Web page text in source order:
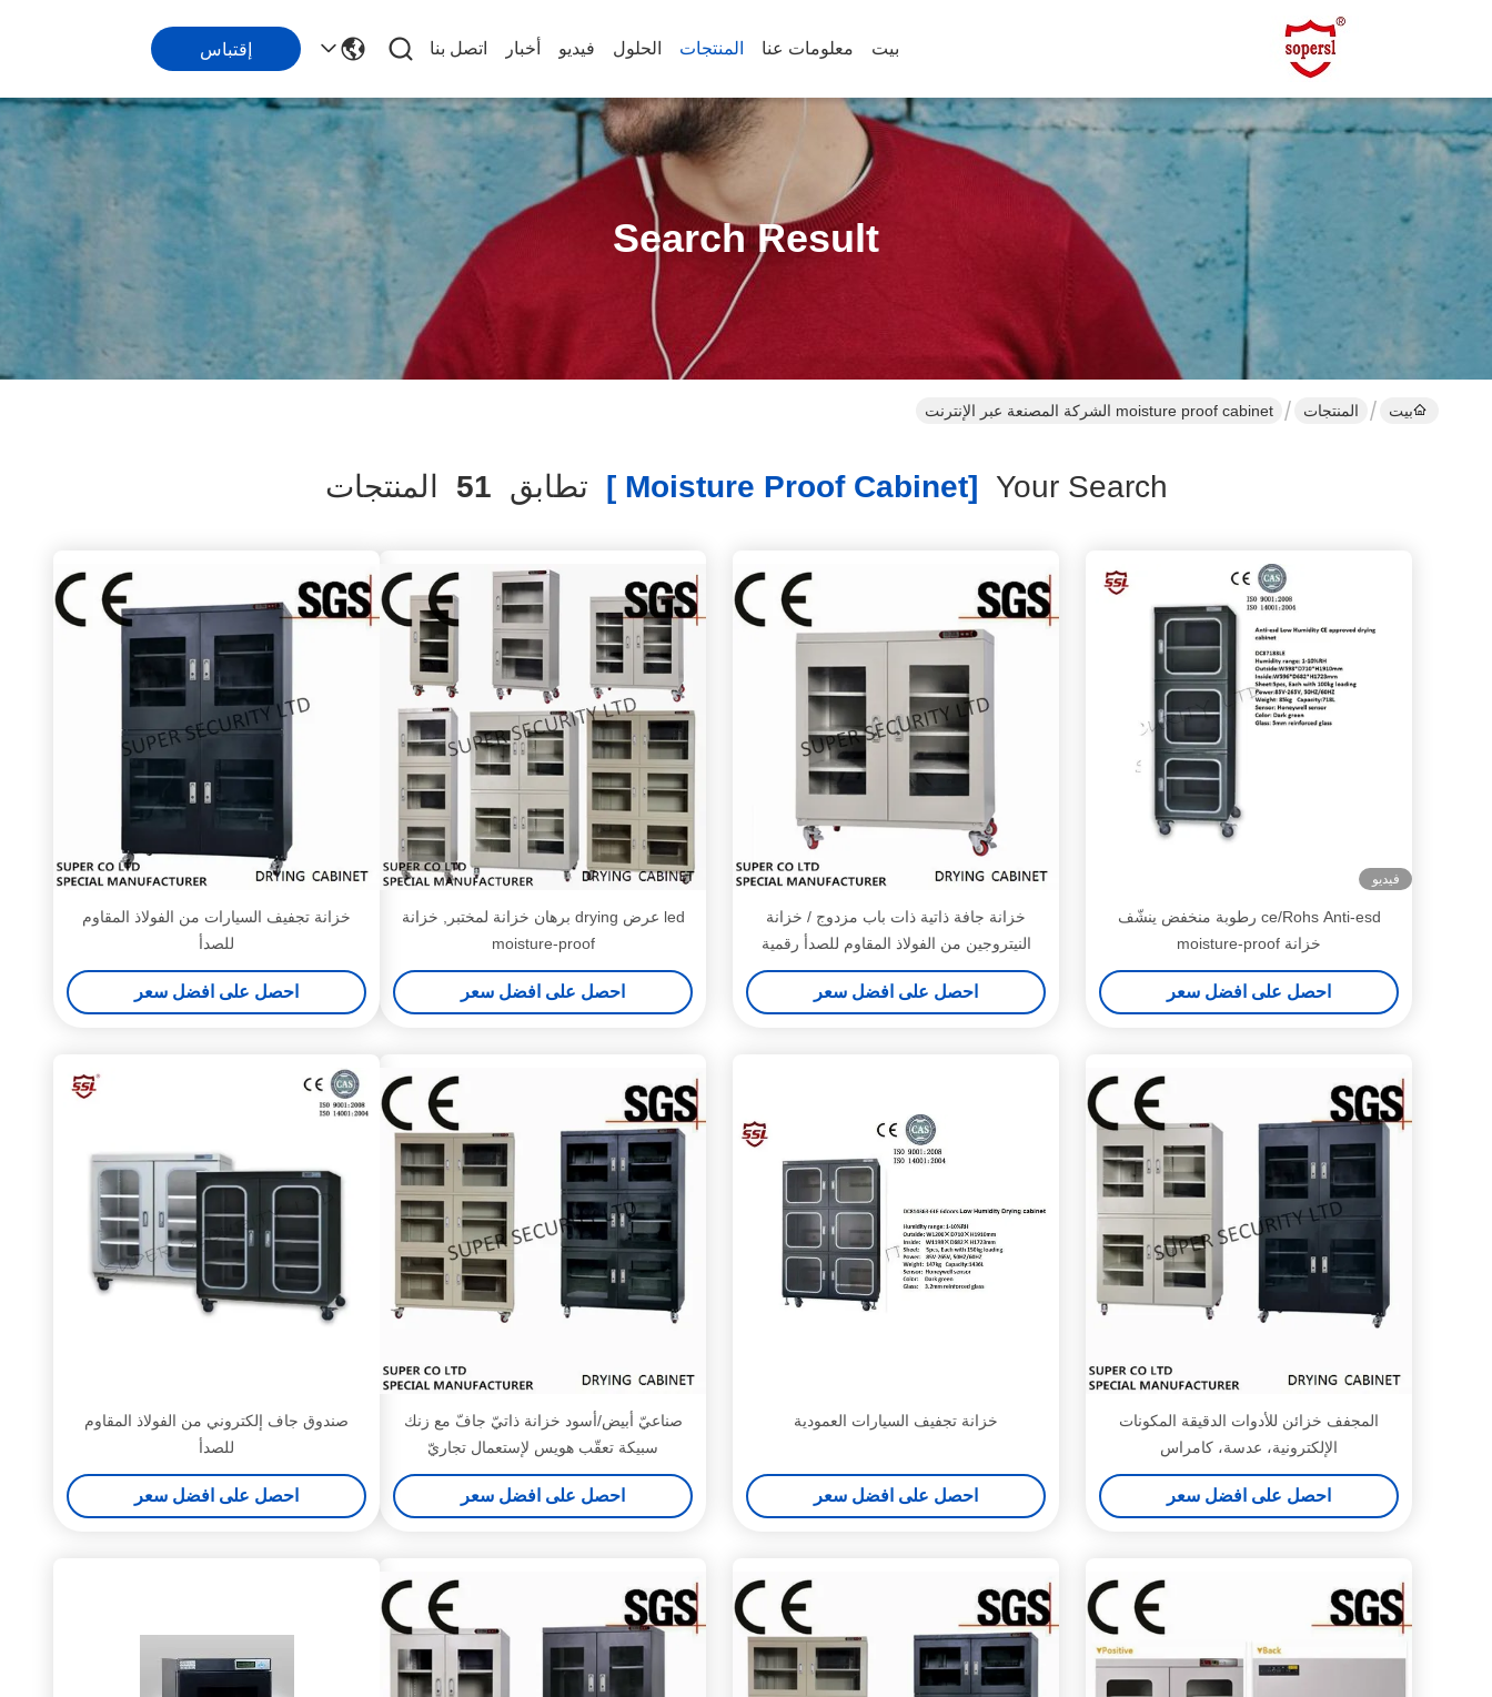
بيت معلومات عنا المنتجات الحلول فيديو أخبار اتصل بنا إقتباس
Search Result
بيت المنتجات moisture proof cabinet الشركة المصنعة عبر الإنترنت
Your Search
[moisture Proof Cabinet ] تطابق 51 المنتجات
فيديو
ce/Rohs Anti-esd رطوبة منخفض ينشّف
خزانة moisture-proof
احصل على افضل سعر
خزانة جافة ذاتية ذات باب مزدوج / خزانة
النيتروجين من الفولاذ المقاوم للصدأ رقمية
مزدوجة
احصل على افضل سعر
led عرض drying برهان خزانة لمختبر, خزانة
moisture-proof
احصل على افضل سعر
خزانة تجفيف السيارات من الفولاذ المقاوم
للصدأ
احصل على افضل سعر
المجفف خزائن للأدوات الدقيقة المكونات
الإلكترونية، عدسة، كامراس
احصل على افضل سعر
خزانة تجفيف السيارات العمودية
احصل على افضل سعر
صناعيّ أبيض/أسود خزانة ذاتيّ جافّ مع زنك
سبيكة تعقّب هويس لإستعمال تجاريّ
احصل على افضل سعر
صندوق جاف إلكتروني من الفولاذ المقاوم
للصدأ
احصل على افضل سعر